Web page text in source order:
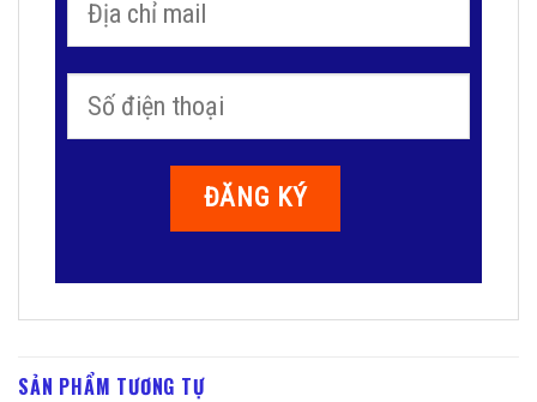
SẢN PHẨM TƯƠNG TỰ